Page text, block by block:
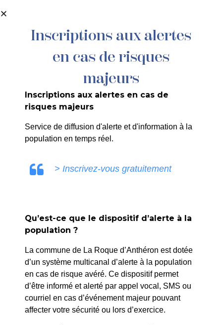
principal
272/25 PM – ARRÊTE PORTANT
RÉSERVATION D’UN EMPLACEMENT
DE STATIONNEMENT POUR LA
MAISON DES ADOLESCENTS
D'ANTHERON
266/A25-PM- ARRETE PORTANT DEROGATION DE
TONNAGE DE CIRCULATION ET DE
STATIONNEMENT
Inscriptions aux alertes
en cas de risques
majeurs
Inscriptions aux alertes en cas de
risques majeurs
Service de diffusion d'alerte et d'information à la
population en temps réel.
> Inscrivez-vous gratuitement
Qu’est-ce que le dispositif d’alerte à la
population ?
La commune de La Roque d’Anthéron est dotée
d’un système multicanal d’alerte à la population
en cas de risque avéré. Ce dispositif permet
d’être informé et alerté par appel vocal, SMS ou
courriel en cas d’événement majeur pouvant
affecter votre sécurité ou lors d’exercice.